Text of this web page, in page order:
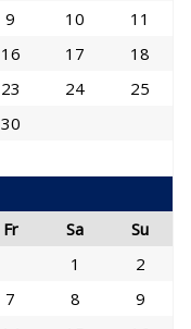
9 10
11
16 17
18
23 24
25
30
Fr Sa
Su
1
2
7 8
9